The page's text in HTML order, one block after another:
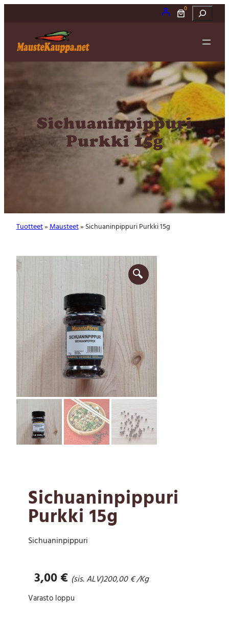
0 Etsi
Sichuaninpippuri
Purkki 15g
Tuotteet»Mausteet» Sichuaninpippuri Purkki 15g
Sichuaninpippuri
Purkki 15g
Sichuaninpippuri
3,00€ (sis. ALV)200,00€/Kg
Varasto loppu